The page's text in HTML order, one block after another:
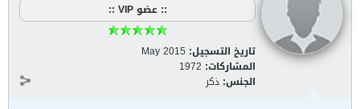
:: عضو VIP ::
تاريخ التسجيل: May 2015
المشاركات: 1972
الجنس: ذكر